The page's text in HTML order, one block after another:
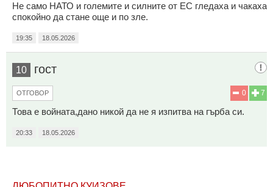
Не само НАТО и големите и силните от ЕС гледаха и чакаха
спокойно да стане още и по зле.
19:35 18.05.2026
10 гост
7
0
ОТГОВОР
Това е войната,дано никой да не я изпитва на гърба си.
20:33 18.05.2026